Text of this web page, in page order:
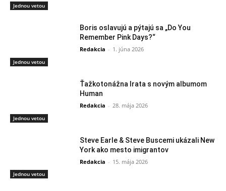
Jednou vetou
Jednou vetou
Boris oslavujú a pýtajú sa „Do You
Remember Pink Days?“
Redakcia - 1. júna 2026
Jednou vetou
Ťažkotonážna Irata s novým albumom
Human
Redakcia - 28. mája 2026
Jednou vetou
Steve Earle & Steve Buscemi ukázali New
York ako mesto imigrantov
Redakcia - 15. mája 2026